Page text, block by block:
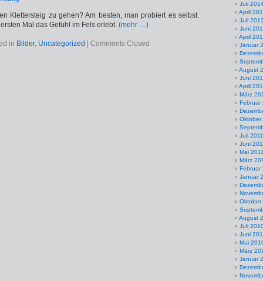
Klettersteig zu gehen? Am besten, man probiert es selbst.
Mal das Gefühl im Fels erlebt. (mehr …)
in Bilder, Uncategorized Comments Closed
Juli
April
Juli 2013
Juni
April
Januar
August
Juni
April
März
Februar
Oktober
Juli 2011
Juni
Mai 2011
März
Februar
Januar
Oktober
August
Juli
Juni
Mai
März
Januar